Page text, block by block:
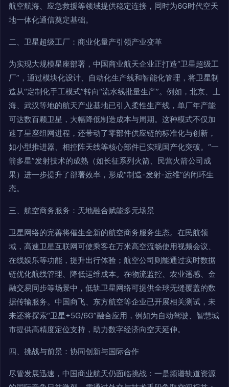
航空航海、应急救援等领域提供稳定连接，同时为6G时代空天
地一体化通信奠定基础。
二、卫星超级工厂：商业化量产引领产业变革
为实现大规模星座部署，中国商业航天企业正打造“卫星超级工
厂”，通过模块化设计、自动化生产线和智能化管理，将卫星制
造从“定制化手工模式”转向“流水线批量生产”。例如，北京、上
海、武汉等地的航天产业基地已引入柔性生产线，单厂年产能
可达数百颗卫星，大幅降低制造成本与周期。这种模式不仅加
速了星座组网进程，还带动了零部件供应链的标准化与创新，
如小型推进器、相控阵天线等核心部件已实现国产化突破。“一
箭多星”发射技术的成熟（如长征系列火箭、民营火箭公司成
果）进一步提升了部署效率，形成“制造-发射-运维”的闭环生
态。
三、航空商务服务：天地融合赋能多元场景
卫星网络的完善将催生全新的航空商务服务生态。在民航领
域，高速卫星互联网可使乘客在万米高空流畅使用视频会议、
在线娱乐等功能，提升出行体验；航空公司则能通过实时数据
链优化航线管理、降低运维成本。在物流监控、农业遥感、金
融交易同步等场景中，低轨卫星网络可提供全球无缝覆盖的数
据传输服务。中国商飞、东方航空等企业已开展相关测试，未
来还将探索“卫星+5G/6G”融合应用，例如为自动驾驶、智慧城
市提供高精度定位支持，助力数字经济向空天延伸。
四、挑战与前景：协同创新与国际合作
尽管发展迅速，中国商业航天仍面临挑战：一是频谱轨道资源